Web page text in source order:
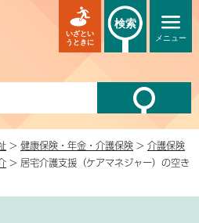
メニュー
いざとい
うときに
検索
> 健康保険・年金・介護保険 > 介護保険
> 居宅介護支援（ケアマネジャー）の空き